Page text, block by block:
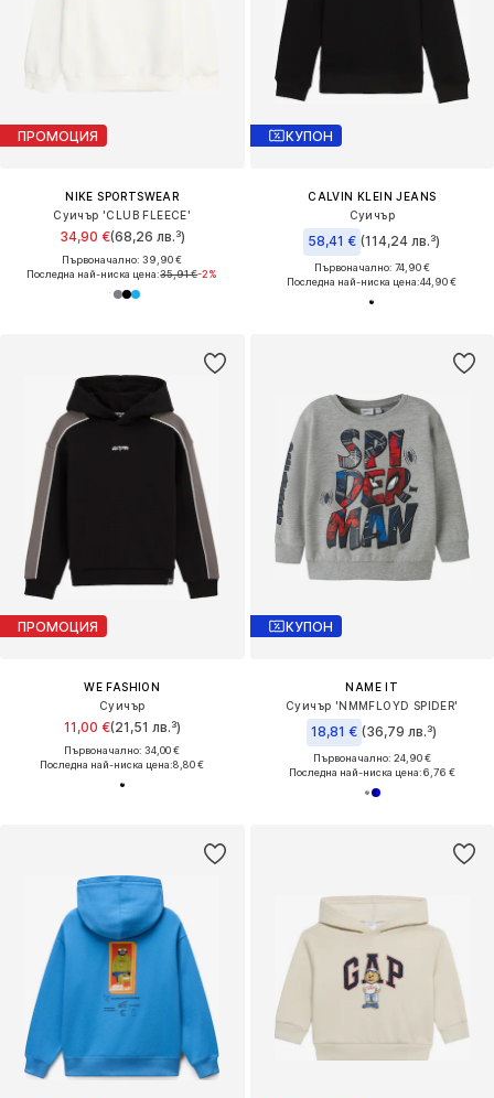
ПРОМОЦИЯ
NIKE SPORTSWEAR
Суичър 'CLUB FLEECE'
34,90 €(68,26 лв.³)
Първоначално: 39,90 €
Последна най-ниска цена:35,91 €-2%
КУПОН
CALVIN KLEIN JEANS
Суичър
58,41 € (114,24 лв.³)
Първоначално: 74,90 €
Последна най-ниска цена:44,90 €
ПРОМОЦИЯ
WE FASHION
Суичър
11,00 €(21,51 лв.³)
Първоначално: 34,00 €
Последна най-ниска цена:8,80 €
КУПОН
NAME IT
Суичър 'NMMFLOYD SPIDER'
18,81 € (36,79 лв.³)
Първоначално: 24,90 €
Последна най-ниска цена:6,76 €